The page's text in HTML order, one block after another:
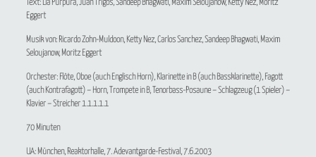
Text: Lia Purpura, Juan Trigos, Sandeep Bhagwati, Maxim Seloujanow, Ketty Nez, Moritz
Eggert
Musik von: Ricardo Zohn-Muldoon, Ketty Nez, Carlos Sanchez, Sandeep Bhagwati, Maxim
Seloujanow, Moritz Eggert
Orchester: Flöte, Oboe (auch Englisch Horn), Klarinette in B (auch Bassklarinette), Fagott
(auch Kontrafagott) – Horn, Trompete in B, Tenorbass-Posaune – Schlagzeug (1 Spieler) –
Klavier – Streicher 1.1.1.1.1
70 Minuten
UA: München, Reaktorhalle, 7. Adevantgarde-Festival, 7.6.2003